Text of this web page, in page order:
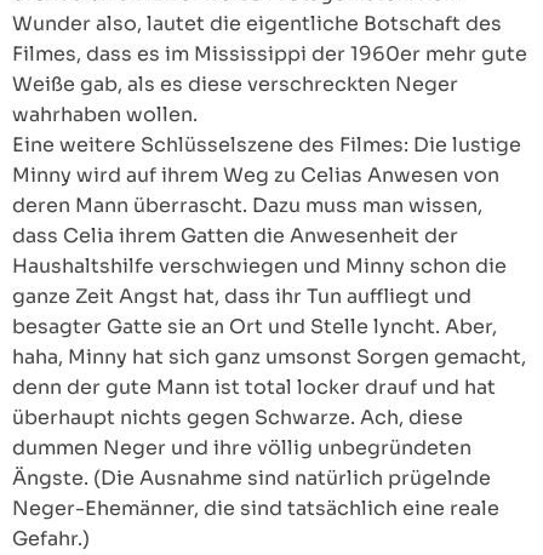
Wunder also, lautet die eigentliche Botschaft des
Filmes, dass es im Mississippi der 1960er mehr gute
Weiße gab, als es diese verschreckten Neger
wahrhaben wollen.
Eine weitere Schlüsselszene des Filmes: Die lustige
Minny wird auf ihrem Weg zu Celias Anwesen von
deren Mann überrascht. Dazu muss man wissen,
dass Celia ihrem Gatten die Anwesenheit der
Haushaltshilfe verschwiegen und Minny schon die
ganze Zeit Angst hat, dass ihr Tun auffliegt und
besagter Gatte sie an Ort und Stelle lyncht. Aber,
haha, Minny hat sich ganz umsonst Sorgen gemacht,
denn der gute Mann ist total locker drauf und hat
überhaupt nichts gegen Schwarze. Ach, diese
dummen Neger und ihre völlig unbegründeten
Ängste. (Die Ausnahme sind natürlich prügelnde
Neger-Ehemänner, die sind tatsächlich eine reale
Gefahr.)